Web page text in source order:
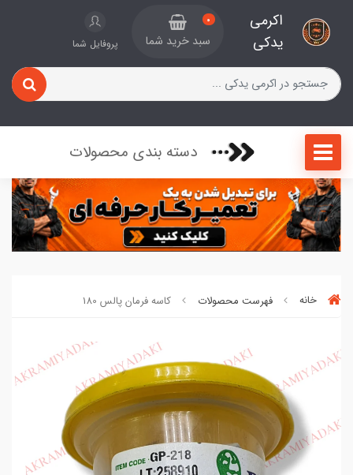
اکرمی
یدکی
0
سبد خرید شما پروفایل شما
دسته بندی محصولات
خانه فهرست محصولات کاسه فرمان پالس 180